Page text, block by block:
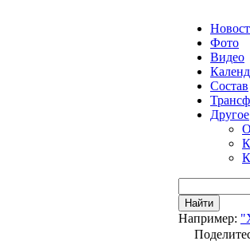
Фото
Видео
Состав
Другое
Найти
Например: